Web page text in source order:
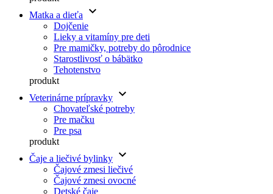
Matka a dieťa
keyboard_arrow_down
Dojčenie
Lieky a vitamíny pre deti
Pre mamičky, potreby do pôrodnice
Starostlivosť o bábätko
Tehotenstvo
produkt
Veterinárne prípravky keyboard_arrow_down
Chovateľské potreby
Pre mačku
Pre psa
produkt
Čaje a liečivé bylinky keyboard_arrow_down
Čajové zmesi liečivé
Čajové zmesi ovocné
Detské čaje